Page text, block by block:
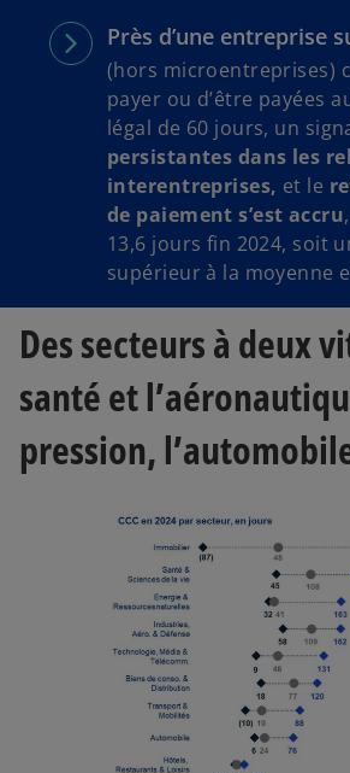
Près d’une entreprise
(hors microentreprises)
payer ou d’être payées
légal de 60 jours, un
persistantes dans les
interentreprises, et le
de paiement s’est accru
13,6 jours fin 2024, soit
supérieur à la moyenne
Des secteurs à deux
santé et
pression,